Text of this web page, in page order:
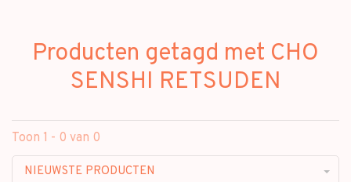
Producten getagd met CHO
SENSHI RETSUDEN
Toon 1 - 0 van 0
NIEUWSTE PRODUCTEN